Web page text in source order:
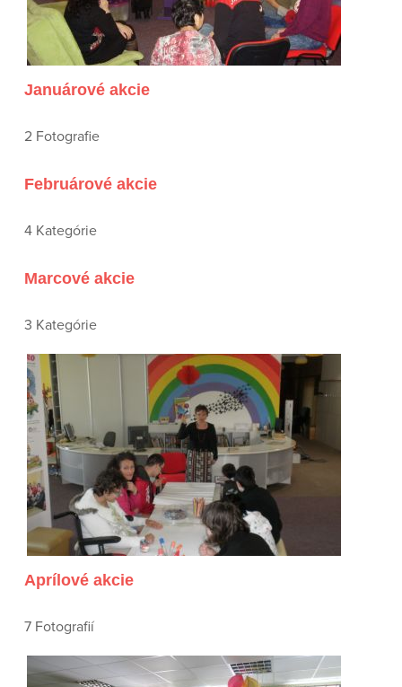
Januárové akcie
2 Fotografie
Februárové akcie
4 Kategórie
Marcové akcie
3 Kategórie
Aprílové akcie
7 Fotografií